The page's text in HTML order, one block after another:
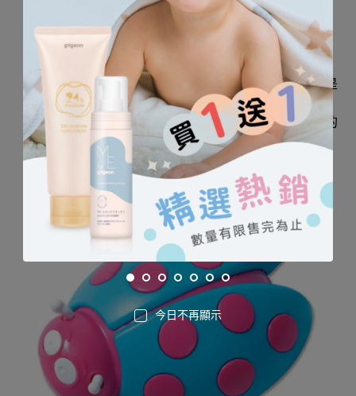
環狀設計方便小手抓握。
培養孩子音樂素養的最佳選擇。
獨特聲響機關設計，雙手並用、練習手眼協調。
色彩繽紛好吸睛，聽覺回饋鼓勵幼兒肌群運動。
會發出清脆響片聲的瓢蟲，不僅外型出眾、聲響更是
讓人驚喜
大眼睛、小觸角、多個圓滾滾斑點，可愛瓢蟲造型的
搖鈴讓每位寶貝都想帶回家！
今日不再顯示